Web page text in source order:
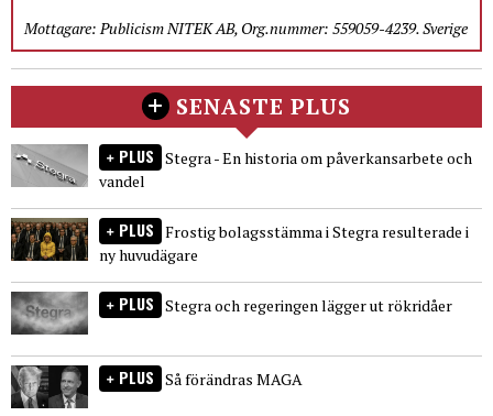
Mottagare: Publicism NITEK AB, Org.nummer: 559059-4239. Sverige
SENASTE PLUS
PLUS Stegra - En historia om påverkansarbete och
vandel
PLUS Frostig bolagsstämma i Stegra resulterade i
ny huvudägare
PLUS Stegra och regeringen lägger ut rökridåer
PLUS Så förändras MAGA